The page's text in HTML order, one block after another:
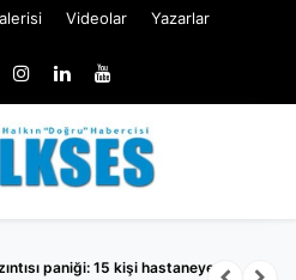
Videolar Yazarlar
paniği: 15 kişi hastaneye